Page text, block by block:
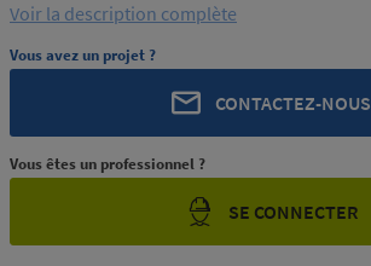
Voir la description complète
Vous avez un projet ?
CONTACTEZ-NOUS
Vous êtes un professionnel ?
SE CONNECTER